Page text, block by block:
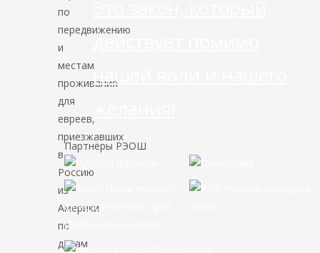
по
передвижению
и
местам
проживания
для
евреев,
приезжавших
в
Россию
из
Америки
по
делам
действует помимо
нашей воли и нашего
Партнёры РЭОШ